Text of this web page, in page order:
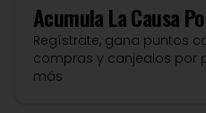
AcumulaLa Causa
Regístrate, gana puntos
compras y canjealos por
más